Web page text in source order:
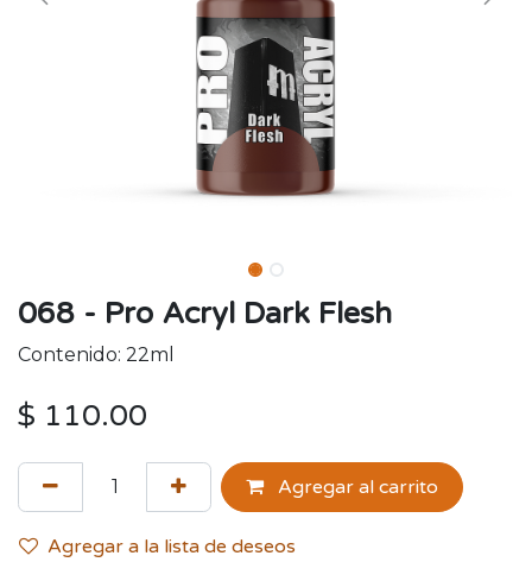
068 - Pro Acryl Dark Flesh
Contenido: 22ml
$ 110.00
Agregar al carrito
Agregar a la lista de deseos